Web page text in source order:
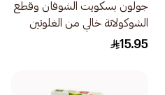
جولون بسكويت الشوفان وقطع
الشوكولاتة خالي من الغلوتين
220جرام
15.95